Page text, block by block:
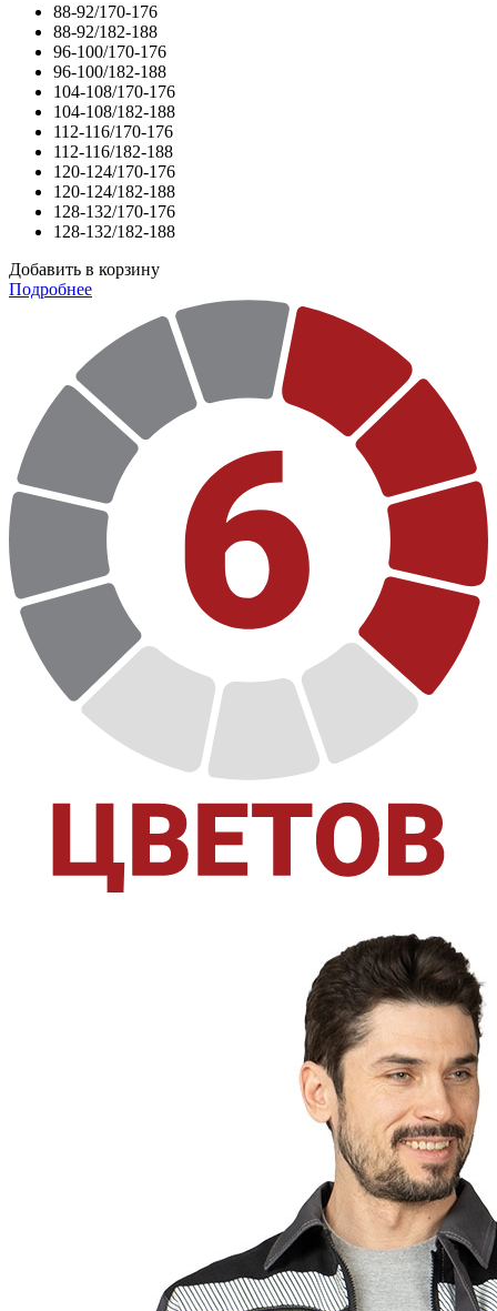
88-92/170-176
88-92/182-188
96-100/170-176
96-100/182-188
104-108/170-176
104-108/182-188
112-116/170-176
112-116/182-188
120-124/170-176
120-124/182-188
128-132/170-176
128-132/182-188
Добавить в корзину
Подробнее